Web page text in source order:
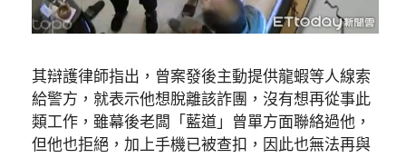
其辯護律師指出，曾案發後主動提供龍蝦等人線索
給警方，就表示他想脫離該詐團，沒有想再從事此
類工作，雖幕後老闆「藍道」曾單方面聯絡過他，
但他也拒絕，加上手機已被查扣，因此也無法再與